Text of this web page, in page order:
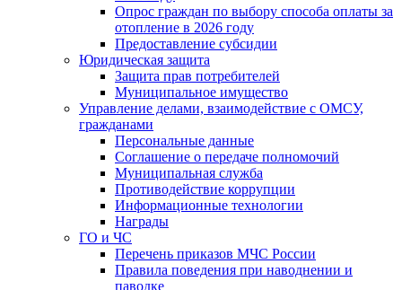
Опрос граждан по выбору способа оплаты за
отопление в 2026 году
Предоставление субсидии
Юридическая защита
Защита прав потребителей
Муниципальное имущество
Управление делами, взаимодействие с ОМСУ,
гражданами
Персональные данные
Соглашение о передаче полномочий
Муниципальная служба
Противодействие коррупции
Информационные технологии
Награды
ГО и ЧС
Перечень приказов МЧС России
Правила поведения при наводнении и
паводке